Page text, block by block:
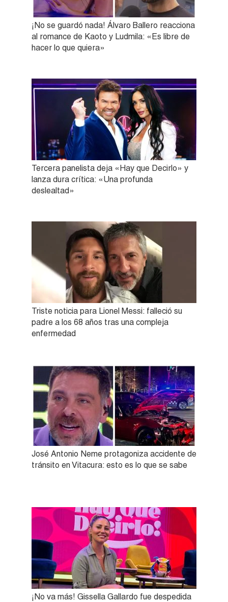
¡No se guardó nada! Álvaro Ballero reacciona
al romance de Kaoto y Ludmila: «Es libre de
hacer lo que quiera»
Tercera panelista deja «Hay que Decirlo» y
lanza dura crítica: «Una profunda
deslealtad»
Triste noticia para Lionel Messi: falleció su
padre a los 68 años tras una compleja
enfermedad
José Antonio Neme protagoniza accidente de
tránsito en Vitacura: esto es lo que se sabe
¡No va más! Gissella Gallardo fue despedida